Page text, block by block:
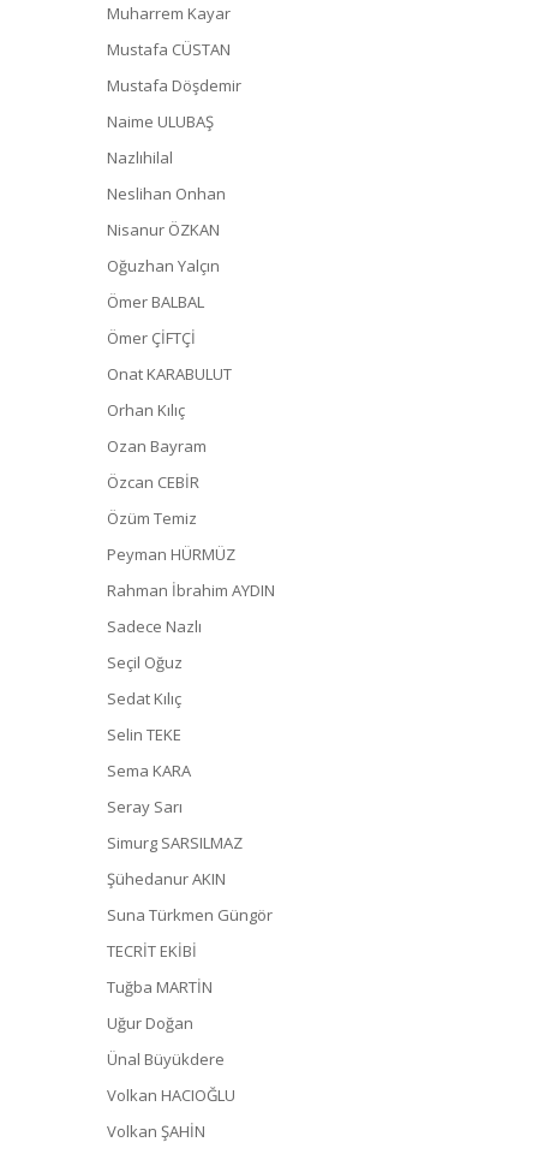
Muharrem Kayar
Mustafa CÜSTAN
Mustafa Döşdemir
Naime ULUBAŞ
Nazlıhilal
Neslihan Onhan
Nisanur ÖZKAN
Oğuzhan Yalçın
Ömer BALBAL
Ömer ÇİFTÇİ
Onat KARABULUT
Orhan Kılıç
Ozan Bayram
Özcan CEBİR
Özüm Temiz
Peyman HÜRMÜZ
Rahman İbrahim AYDIN
Sadece Nazlı
Seçil Oğuz
Sedat Kılıç
Selin TEKE
Sema KARA
Seray Sarı
Simurg SARSILMAZ
Şühedanur AKIN
Suna Türkmen Güngör
TECRİT EKİBİ
Tuğba MARTİN
Uğur Doğan
Ünal Büyükdere
Volkan HACIOĞLU
Volkan ŞAHİN